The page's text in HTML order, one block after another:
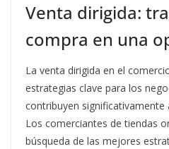
Venta dirigida:
compra en una
La venta dirigida en el
estrategias clave para los
contribuyen significativamente
Los comerciantes de tiendas
búsqueda de las mejores